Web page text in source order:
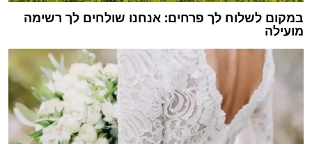
במקום לשלוח לך פרחים: אנחנו שולחים לך רשימה
מועילה